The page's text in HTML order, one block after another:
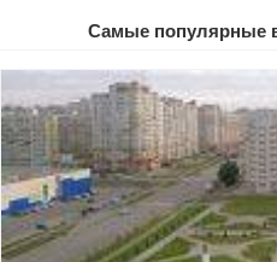
Самые популярные